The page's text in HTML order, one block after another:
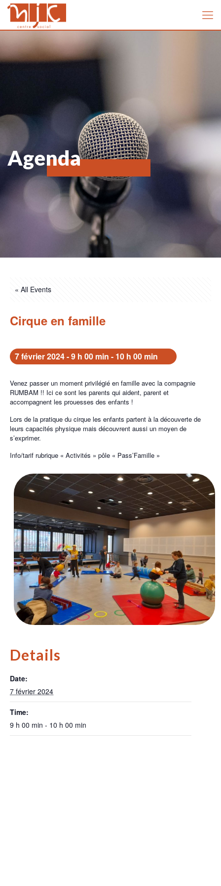
Agenda
« All Events
Cirque en famille
7 février 2024 - 9 h 00 min - 10 h 00 min
Venez passer un moment privilégié en famille avec la compagnie
RUMBAM !! Ici ce sont les parents qui aident, parent et
accompagnent les prouesses des enfants !
Lors de la pratique du cirque les enfants partent à la découverte de
leurs capacités physique mais découvrent aussi un moyen de
s’exprimer.
Info/tarif rubrique « Activités » pôle « Pass’Famille »
Details
Date:
7 février 2024
Time:
9 h 00 min - 10 h 00 min